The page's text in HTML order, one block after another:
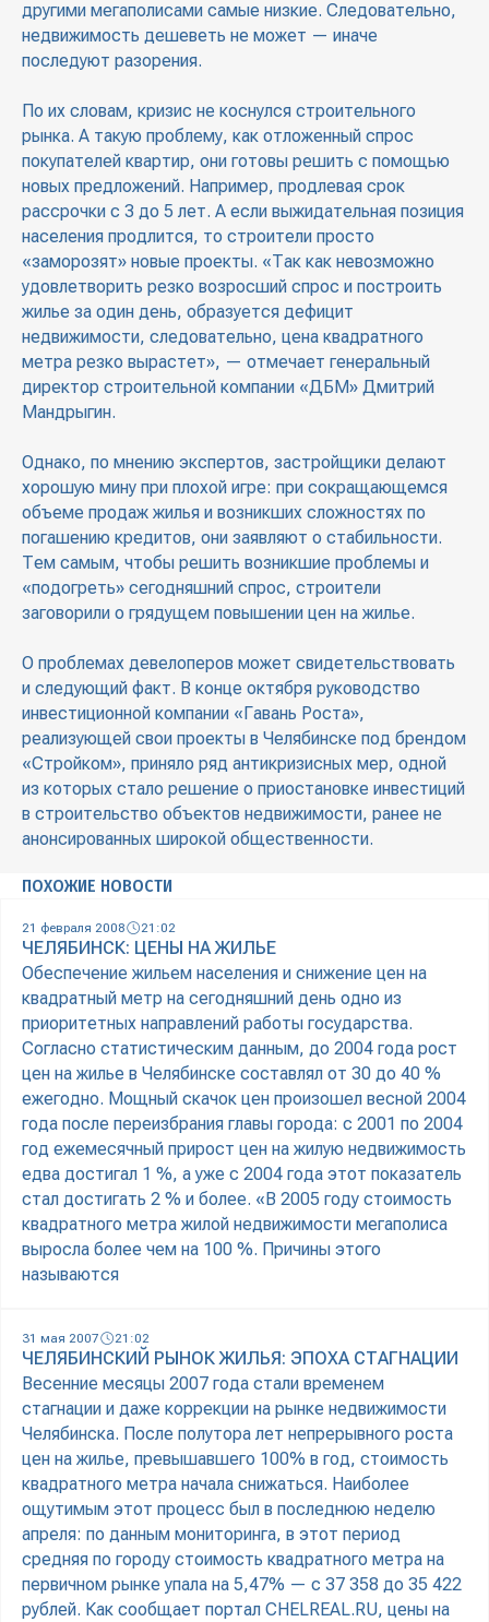
другими мегаполисами самые низкие. Следовательно,
недвижимость дешеветь не может — иначе
последуют разорения.
По их словам, кризис не коснулся строительного
рынка. А такую проблему, как отложенный спрос
покупателей квартир, они готовы решить с помощью
новых предложений. Например, продлевая срок
рассрочки с 3 до 5 лет. А если выжидательная позиция
населения продлится, то строители просто
«заморозят» новые проекты. «Так как невозможно
удовлетворить резко возросший спрос и построить
жилье за один день, образуется дефицит
недвижимости, следовательно, цена квадратного
метра резко вырастет», — отмечает генеральный
директор строительной компании «ДБМ» Дмитрий
Мандрыгин.
Однако, по мнению экспертов, застройщики делают
хорошую мину при плохой игре: при сокращающемся
объеме продаж жилья и возникших сложностях по
погашению кредитов, они заявляют о стабильности.
Тем самым, чтобы решить возникшие проблемы и
«подогреть» сегодняшний спрос, строители
заговорили о грядущем повышении цен на жилье.
О проблемах девелоперов может свидетельствовать
и следующий факт. В конце октября руководство
инвестиционной компании «Гавань Роста»,
реализующей свои проекты в Челябинске под брендом
«Стройком», приняло ряд антикризисных мер, одной
из которых стало решение о приостановке инвестиций
в строительство объектов недвижимости, ранее не
анонсированных широкой общественности.
ПОХОЖИЕ НОВОСТИ
21 февраля 2008 21:02
ЧЕЛЯБИНСК: ЦЕНЫ НА ЖИЛЬЕ
Обеспечение жильем населения и снижение цен на
квадратный метр на сегодняшний день одно из
приоритетных направлений работы государства.
Согласно статистическим данным, до 2004 года рост
цен на жилье в Челябинске составлял от 30 до 40 %
ежегодно. Мощный скачок цен произошел весной 2004
года после переизбрания главы города: с 2001 по 2004
год ежемесячный прирост цен на жилую недвижимость
едва достигал 1 %, а уже с 2004 года этот показатель
стал достигать 2 % и более. «В 2005 году стоимость
квадратного метра жилой недвижимости мегаполиса
выросла более чем на 100 %. Причины этого
называются
31 мая 2007 21:02
ЧЕЛЯБИНСКИЙ РЫНОК ЖИЛЬЯ: ЭПОХА СТАГНАЦИИ
Весенние месяцы 2007 года стали временем
стагнации и даже коррекции на рынке недвижимости
Челябинска. После полутора лет непрерывного роста
цен на жилье, превышавшего 100% в год, стоимость
квадратного метра начала снижаться. Наиболее
ощутимым этот процесс был в последнюю неделю
апреля: по данным мониторинга, в этот период
средняя по городу стоимость квадратного метра на
первичном рынке упала на 5,47% — с 37 358 до 35 422
рублей. Как сообщает портал CHELREAL.RU, цены на